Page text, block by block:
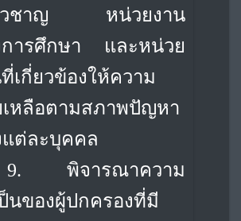
วชาญ หน่วยงาน
การศึกษา และหน่วย
เกี่ยวข้องให้ความ
เหลือตามสภาพปัญหา
แต่ละบุคคล
9. พิจารณาความ
นของผู้ปกครองที่มี